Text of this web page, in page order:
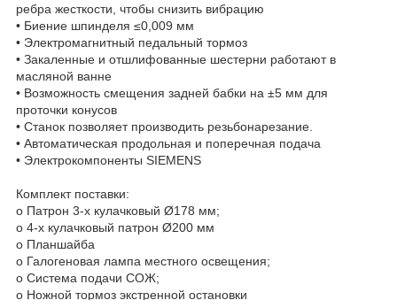
ребра жесткости, чтобы снизить вибрацию
• Биение шпинделя ≤0,009 мм
• Электромагнитный педальный тормоз
• Закаленные и отшлифованные шестерни работают в
масляной ванне
• Возможность смещения задней бабки на ±5 мм для
проточки конусов
• Станок позволяет производить резьбонарезание.
• Автоматическая продольная и поперечная подача
• Электрокомпоненты SIEMENS
Комплект поставки:
o Патрон 3-х кулачковый Ø178 мм;
o 4-х кулачковый патрон Ø200 мм
o Планшайба
o Галогеновая лампа местного освещения;
o Система подачи СОЖ;
o Ножной тормоз экстренной остановки